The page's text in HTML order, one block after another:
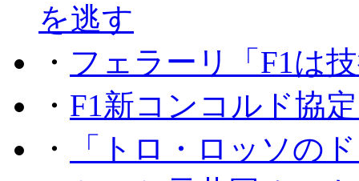
を逃す
・ フェラーリ「F1は
・ F1新コンコルド協
・
「トロ・ロッソの